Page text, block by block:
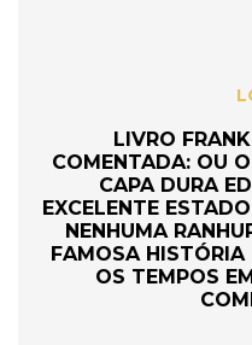
LIVRO
COMENTADA: OU
CAPA DURA
EXCELENTE
NENHUMA
FAMOSA HISTÓRIA
OS TEMPOS